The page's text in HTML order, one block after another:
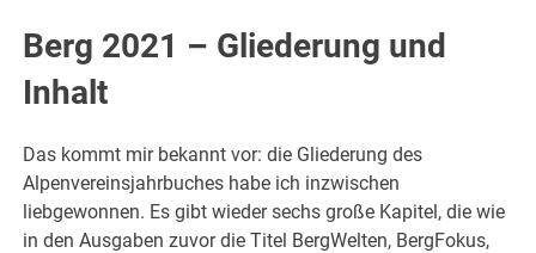
Berg 2021 – Gliederung und
Inhalt
Das kommt mir bekannt vor: die Gliederung des
Alpenvereinsjahrbuches habe ich inzwischen
liebgewonnen. Es gibt wieder sechs große Kapitel, die wie
in den Ausgaben zuvor die Titel BergWelten, BergFokus,